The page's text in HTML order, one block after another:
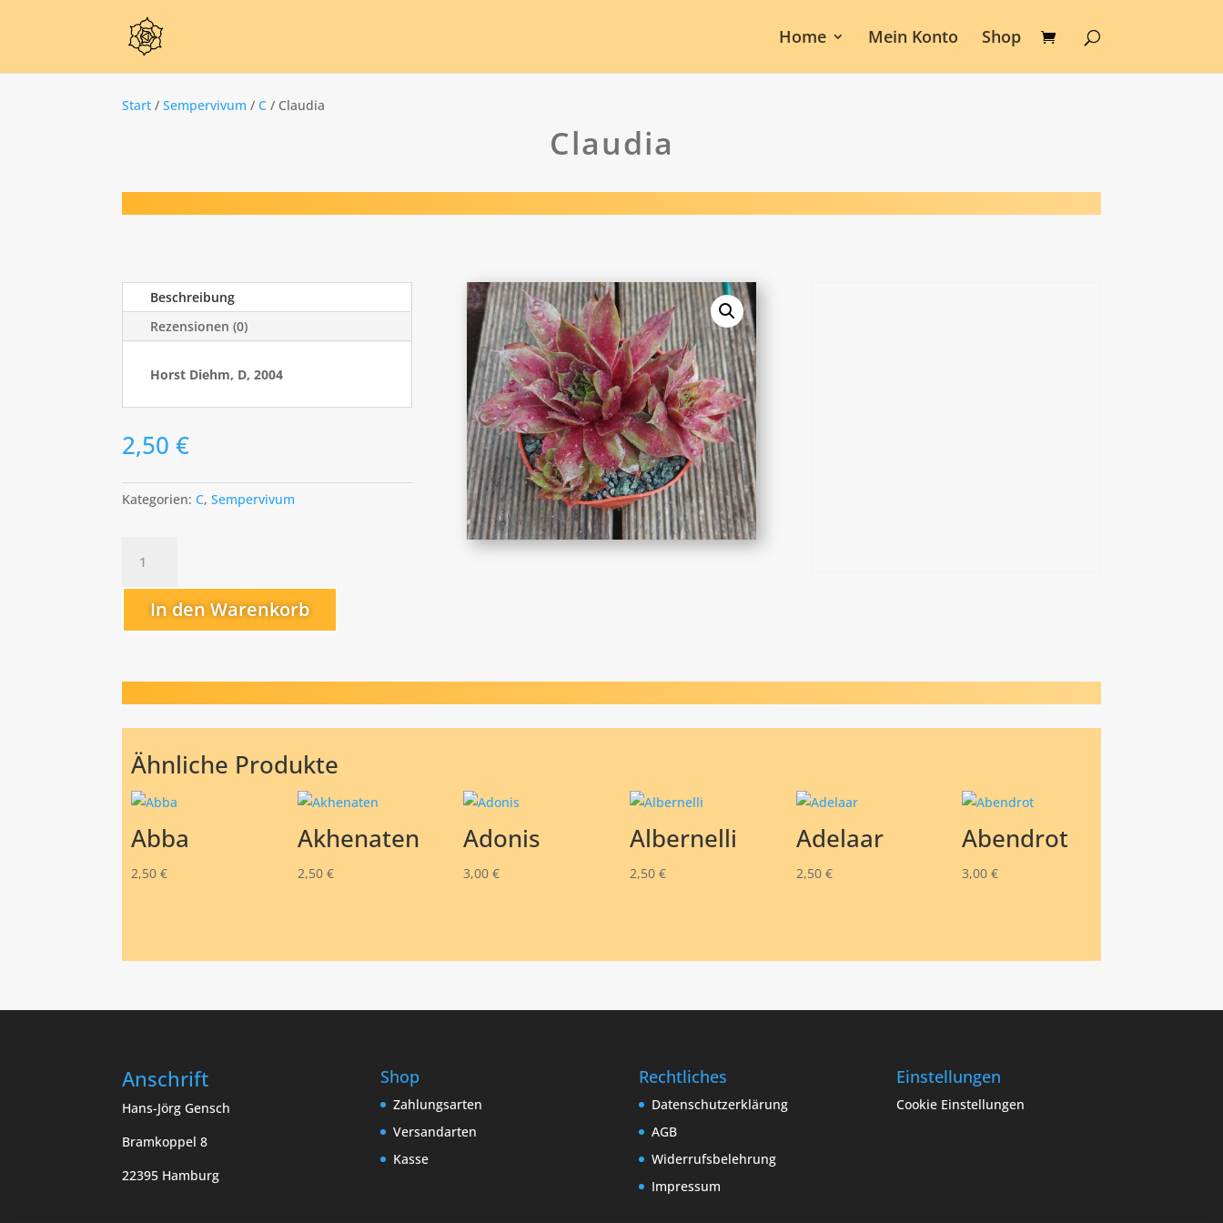
Home Mein Konto Shop
Start /Sempervivum /C / Claudia
Claudia
Beschreibung
Rezensionen (0)
Horst Diehm, D, 2004
2,50€
Kategorien:C,Sempervivum
Menge
In den Warenkorb
Ähnliche Produkte
Abba
2,50€
Akhenaten
2,50 €
Adonis
3,00€
Albernelli
2,50 €
Adelaar
2,50 €
Abendrot
3,00€
Anschrift
Hans-Jörg Gensch
Bramkoppel 8
22395 Hamburg
Shop
Zahlungsarten
Versandarten
Kasse
Rechtliches
Datenschutzerklärung
AGB
Widerrufsbelehrung
Impressum
Einstellungen
Cookie Einstellungen